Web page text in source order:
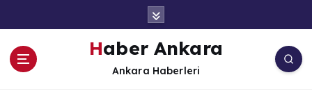
Haber Ankara
Ankara Haberleri